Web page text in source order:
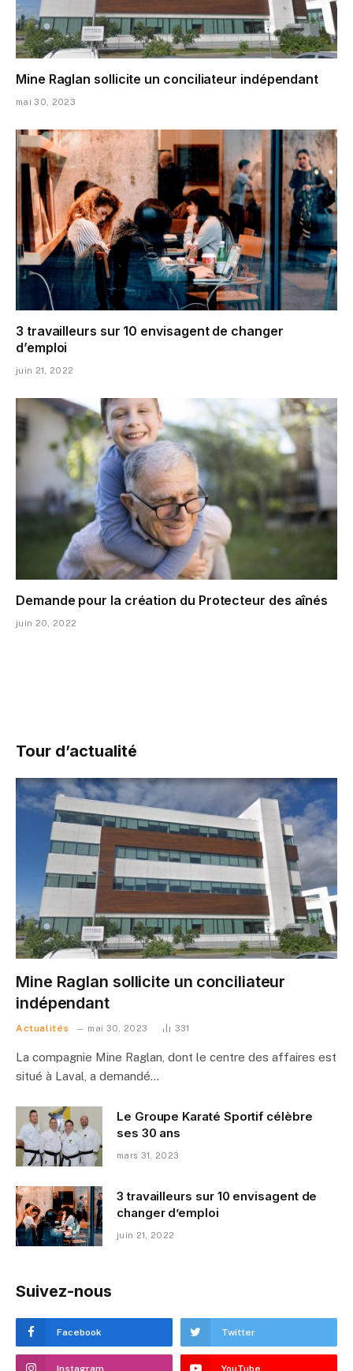
Mine Raglan sollicite un conciliateur indépendant
mai 30, 2023
3 travailleurs sur 10 envisagent de changer
d’emploi
juin 21, 2022
Demande pour la création du Protecteur des aînés
juin 20, 2022
Tour d’actualité
Mine Raglan sollicite un conciliateur
indépendant
Actualités mai 30, 2023 331
La compagnie Mine Raglan, dont le centre des affaires est
situé à Laval, a demandé…
Le Groupe Karaté Sportif célèbre
ses 30 ans
mars 31, 2023
3 travailleurs sur 10 envisagent de
changer d’emploi
juin 21, 2022
Suivez-nous
Facebook Twitter